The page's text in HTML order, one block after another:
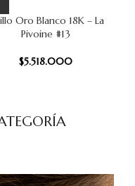
Oro Blanco 18K – La
Pivoine #13
$5.518.000